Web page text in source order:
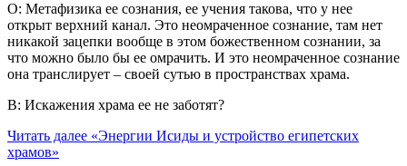
О: Метафизика ее сознания, ее учения такова, что у нее
открыт верхний канал. Это неомраченное сознание, там нет
никакой зацепки вообще в этом божественном сознании, за
что можно было бы ее омрачить. И это неомраченное сознание
она транслирует – своей сутью в пространствах храма.
В: Искажения храма ее не заботят?
Читать далее «Энергии Исиды и устройство египетских
храмов»